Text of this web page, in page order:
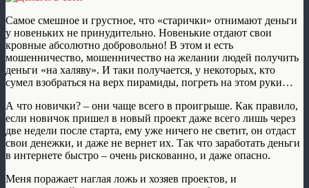
Самое смешное и грустное, что «старички» отнимают деньги
у новеньких не принудительно. Новенькие отдают свои
кровные абсолютно добровольно! В этом и есть
мошенничество, мошенничество на желании людей получить
деньги «на халяву». И таки получается, у некоторых, кто
сумел взобраться на верх пирамиды, погреть на этом руки…
А что новички? – они чаще всего в проигрыше. Как правило,
если новичок пришел в новый проект даже всего лишь через
две недели после старта, ему уже ничего не светит, он отдаст
свои денежки, и даже не вернет их. Так что заработать деньги
в интернете быстро – очень рискованно, и даже опасно.
Меня поражает наглая ложь и хозяев проектов, и